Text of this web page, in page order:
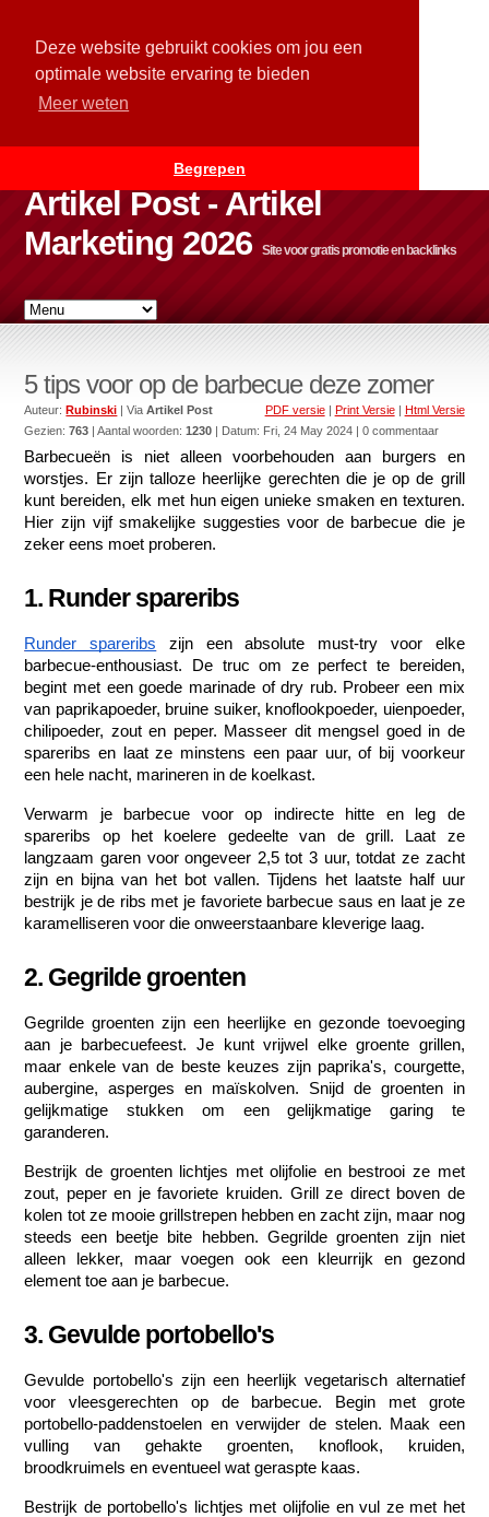
Deze website gebruikt cookies om jou een
optimale website ervaring te bieden
Meer weten
Begrepen
Artikel Post - Artikel
Marketing 2026
Site voor gratis promotie en backlinks
5 tips voor op de barbecue deze zomer
PDF versie| Print Versie| Html Versie
Auteur:Rubinski | ViaArtikel Post
Gezien:763 | Aantal woorden:1230 | Datum: Fri, 24 May 2024 | 0 commentaar
Barbecueën is niet alleen voorbehouden aan burgers en
worstjes. Er zijn talloze heerlijke gerechten die je op de grill
kunt bereiden, elk met hun eigen unieke smaken en texturen.
Hier zijn vijf smakelijke suggesties voor de barbecue die je
zeker eens moet proberen.
1. Runder spareribs
Runder spareribs zijn een absolute must-try voor elke
barbecue-enthousiast. De truc om ze perfect te bereiden,
begint met een goede marinade of dry rub. Probeer een mix
van paprikapoeder, bruine suiker, knoflookpoeder, uienpoeder,
chilipoeder, zout en peper. Masseer dit mengsel goed in de
spareribs en laat ze minstens een paar uur, of bij voorkeur
een hele nacht, marineren in de koelkast.
Verwarm je barbecue voor op indirecte hitte en leg de
spareribs op het koelere gedeelte van de grill. Laat ze
langzaam garen voor ongeveer 2,5 tot 3 uur, totdat ze zacht
zijn en bijna van het bot vallen. Tijdens het laatste half uur
bestrijk je de ribs met je favoriete barbecue saus en laat je ze
karamelliseren voor die onweerstaanbare kleverige laag.
2. Gegrilde groenten
Gegrilde groenten zijn een heerlijke en gezonde toevoeging
aan je barbecuefeest. Je kunt vrijwel elke groente grillen,
maar enkele van de beste keuzes zijn paprika's, courgette,
aubergine, asperges en maïskolven. Snijd de groenten in
gelijkmatige stukken om een gelijkmatige garing te
garanderen.
Bestrijk de groenten lichtjes met olijfolie en bestrooi ze met
zout, peper en je favoriete kruiden. Grill ze direct boven de
kolen tot ze mooie grillstrepen hebben en zacht zijn, maar nog
steeds een beetje bite hebben. Gegrilde groenten zijn niet
alleen lekker, maar voegen ook een kleurrijk en gezond
element toe aan je barbecue.
3. Gevulde portobello's
Gevulde portobello's zijn een heerlijk vegetarisch alternatief
voor vleesgerechten op de barbecue. Begin met grote
portobello-paddenstoelen en verwijder de stelen. Maak een
vulling van gehakte groenten, knoflook, kruiden,
broodkruimels en eventueel wat geraspte kaas.
Bestrijk de portobello's lichtjes met olijfolie en vul ze met het